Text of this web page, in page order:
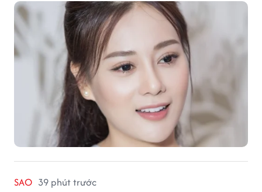
SAO 39 phút trước